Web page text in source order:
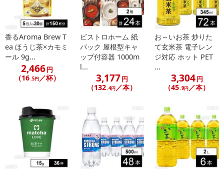
香るAroma Brew T
ea ほうじ茶×カモミ
ール 9g...
2,466円
（16 .5円／杯）
ビストロホーム 紙
パック 屋根型キャ
ップ付容器 1000m
l...
3,177円
（132 .4円 ／本）
お～いお茶 炒りた
て玄米茶 電子レン
ジ対応 ホット PET
...
3,304円
（45 .9円 ／本）